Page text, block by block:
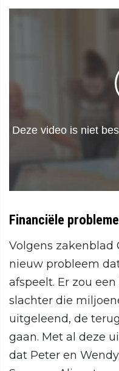
Financiële
Volgens zakenblad
nieuw probleem
afspeelt. Er zou
slachter die
uitgeleend, de
gaan. Met al deze
dat Peter en